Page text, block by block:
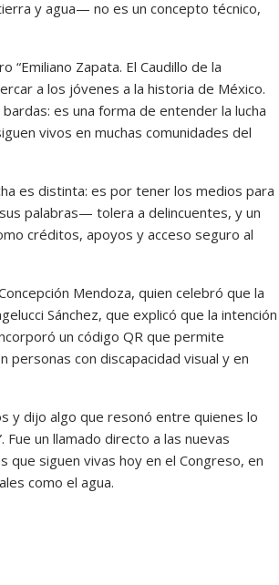
y agua— no es un concepto técnico,
Zapata. El Caudillo de la
a los jóvenes a la historia de México.
es una forma de entender la lucha
vivos en muchas comunidades del
es distinta: es por tener los medios para
palabras— tolera a delincuentes, y un
créditos, apoyos y acceso seguro al
Mendoza, quien celebró que la
Sánchez, que explicó que la intención
un código QR que permite
personas con discapacidad visual y en
y dijo algo que resonó entre quienes lo
Fue un llamado directo a las nuevas
que siguen vivas hoy en el Congreso, en
como el agua.